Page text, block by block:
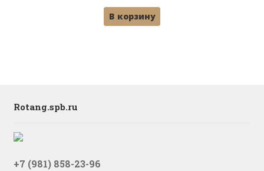
составляла
В корзину
Rotang.spb.ru
+7 (981) 858-23-96